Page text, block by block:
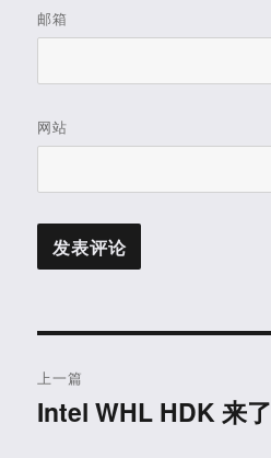
邮箱
网站
章
上一篇
上
Intel WHL HDK 来了